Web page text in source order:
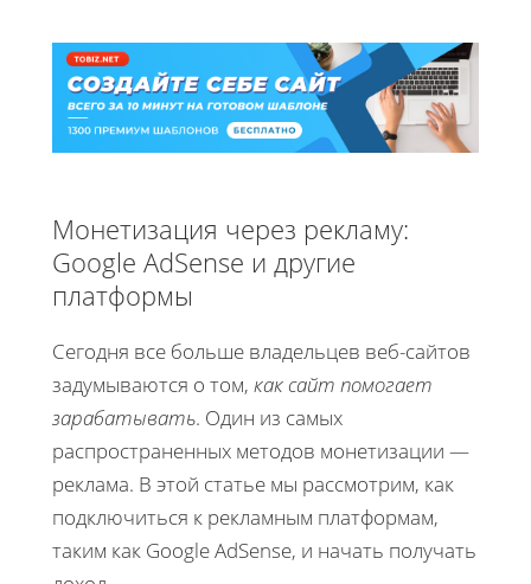
Монетизация через рекламу:
Google AdSense и другие
платформы
Сегодня все больше владельцев веб-сайтов
задумываются о том, как сайт помогает
зарабатывать. Один из самых
распространенных методов монетизации —
реклама. В этой статье мы рассмотрим, как
подключиться к рекламным платформам,
таким как Google AdSense, и начать получать